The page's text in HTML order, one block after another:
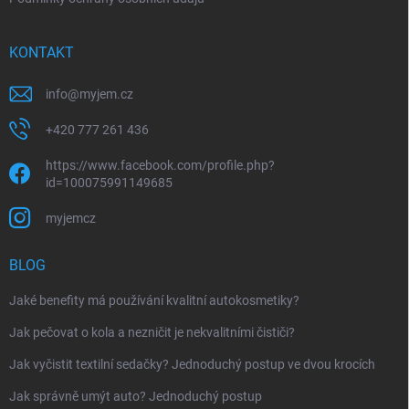
KONTAKT
info@myjem.cz
+420 777 261 436
https://www.facebook.com/profile.php?
id=100075991149685
myjemcz
BLOG
Jaké benefity má používání kvalitní autokosmetiky?
Jak pečovat o kola a nezničit je nekvalitními čističi?
Jak vyčistit textilní sedačky? Jednoduchý postup ve dvou krocích
Jak správně umýt auto? Jednoduchý postup